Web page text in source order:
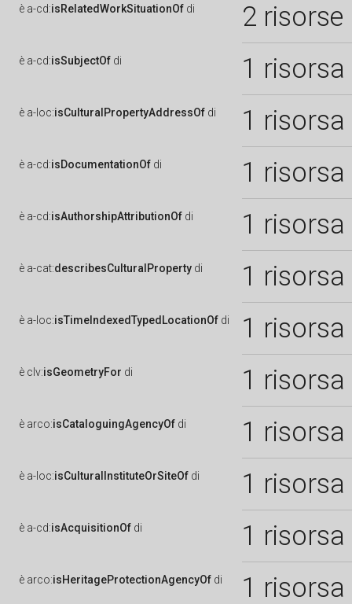
è a-cd:isRelatedWorkSituationOf di 2 risorse
è a-cd:isSubjectOf di 1 risorsa
è a-loc:isCulturalPropertyAddressOf di 1 risorsa
è a-cd:isDocumentationOf di 1 risorsa
è a-cd:isAuthorshipAttributionOf di 1 risorsa
è a-cat:describesCulturalProperty di 1 risorsa
è a-loc:isTimeIndexedTypedLocationOf di 1 risorsa
è clv:isGeometryFor di 1 risorsa
è arco:isCataloguingAgencyOf di 1 risorsa
è a-loc:isCulturalInstituteOrSiteOf di 1 risorsa
è a-cd:isAcquisitionOf di 1 risorsa
è arco:isHeritageProtectionAgencyOf di 1 risorsa